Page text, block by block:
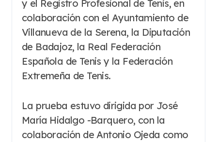
y el Registro Profesional de Tenis, en
colaboración con el Ayuntamiento de
Villanueva de la Serena, la Diputación
de Badajoz, la Real Federación
Española de Tenis y la Federación
Extremeña de Tenis.
La prueba estuvo dirigida por José
María Hidalgo -Barquero, con la
colaboración de Antonio Ojeda como